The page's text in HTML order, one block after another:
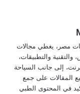
مصر، يغطي مجالات
والتطبيقات،
إلى جانب السياحة
المقالات على جمع
في المحتوى الطبي